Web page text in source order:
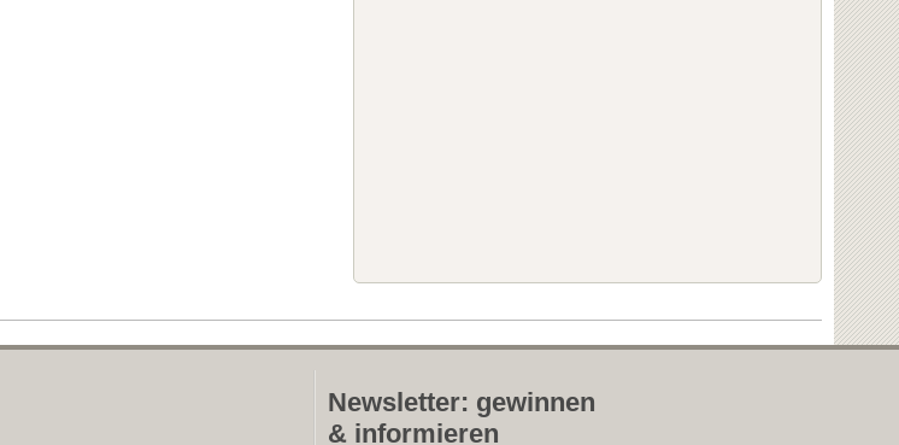
Newsletter: gewinnen
& informieren